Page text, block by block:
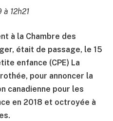
12h21
à la Chambre des
était de passage, le 15
enfance (CPE) La
pour annoncer la
canadienne pour les
en 2018 et octroyée à